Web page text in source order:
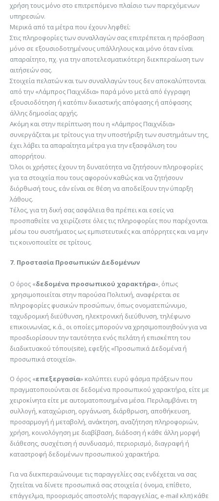
χρήση τους μόνο στο επιτρεπόμενο πλαίσιο των παρεχόμενων
υπηρεσιών.
Μερικά από τα μέτρα που έχουν ληφθεί:
Στις πληροφορίες των συναλλαγών σας επιτρέπεται η πρόσβαση
μόνο σε εξουσιοδοτημένους υπάλληλους και μόνο όταν είναι
απαραίτητο, πχ. για την αποτελεσματικότερη διεκπεραίωση των
αιτήσεών σας.
Στοιχεία πελατών και των συναλλαγών τους δεν αποκαλύπτονται
από την «Λάμπρος Παιχνίδια» παρά μόνο μετά από έγγραφη
εξουσιοδότηση ή κατόπιν δικαστικής απόφασης ή απόφασης
άλλης δημοσίας αρχής.
Ακόμη και στην περίπτωση που η «Λάμπρος Παιχνίδια»
συνεργάζεται με τρίτους για την υποστήριξη των συστημάτων της,
έχει λάβει τα απαραίτητα μέτρα για την εξασφάλιση του
απορρήτου.
Όλοι οι χρήστες έχουν τη δυνατότητα να ζητήσουν πληροφορίες
για τα στοιχεία που τους αφορούν καθώς και να ζητήσουν
διόρθωσή τους, εάν είναι σε θέση να αποδείξουν την ύπαρξη
λάθους.
Τέλος, για τη δική σας ασφάλεια θα πρέπει και εσείς να
προσπαθείτε να χειρίζεστε όλες τις πληροφορίες που παρέχονται
μέσω του συστήματος ως εμπιστευτικές και απόρρητες και να μην
τις κοινοποιείτε σε τρίτους.
7. Προστασία Προσωπικών Δεδομένων
Ο όρος «δεδομένα προσωπικού χαρακτήρα», όπως
χρησιμοποιείται στην παρούσα Πολιτική, αναφέρεται σε
πληροφορίες φυσικών προσώπων, όπως ονοματεπώνυμο,
ταχυδρομική διεύθυνση, ηλεκτρονική διεύθυνση, τηλέφωνο
επικοινωνίας, κ.ά., οι οποίες μπορούν να χρησιμοποιηθούν για να
προσδιορίσουν την ταυτότητα ενός πελάτη ή επισκέπτη του
διαδικτυακού τόπου(site), εφεξής «Προσωπικά Δεδομένα ή
προσωπικά στοιχεία».
Ο όρος «επεξεργασία» καλύπτει ευρύ φάσμα πράξεων που
πραγματοποιούνται σε δεδομένα προσωπικού χαρακτήρα, είτε με
χειροκίνητα είτε με αυτοματοποιημένα μέσα. Περιλαμβάνει τη
συλλογή, καταχώριση, οργάνωση, διάρθρωση, αποθήκευση,
προσαρμογή ή μεταβολή, ανάκτηση, αναζήτηση πληροφοριών,
χρήση, κοινολόγηση με διαβίβαση, διάδοση ή κάθε άλλη μορφή
διάθεσης, συσχέτιση ή συνδυασμό, περιορισμό, διαγραφή ή
καταστροφή δεδομένων προσωπικού χαρακτήρα.
Για να διεκπεραιώνουμε τις παραγγελίες σας ενδέχεται να σας
ζητείται να δίνετε προσωπικά σας στοιχεία ( όνομα, επίθετο,
επάγγελμα, προορισμός αποστολής παραγγελίας, e-mail κλπ) κάθε